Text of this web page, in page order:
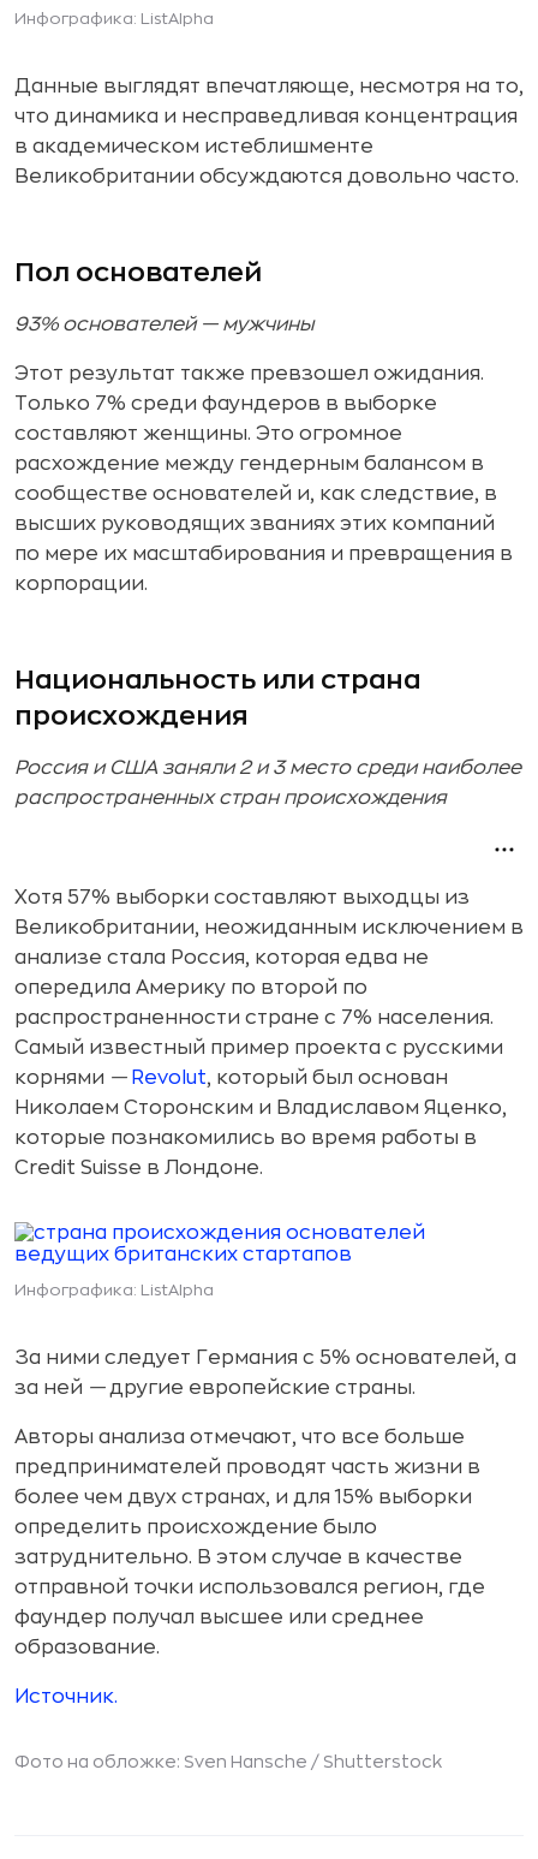
Инфографика: ListAlpha
Данные выглядят впечатляюще, несмотря на то,
что динамика и несправедливая концентрация
в академическом истеблишменте
Великобритании обсуждаются довольно часто.
Пол основателей
93% основателей — мужчины
Этот результат также превзошел ожидания.
Только 7% среди фаундеров в выборке
составляют женщины. Это огромное
расхождение между гендерным балансом в
сообществе основателей и, как следствие, в
высших руководящих званиях этих компаний
по мере их масштабирования и превращения в
корпорации.
Национальность или страна
происхождения
Россия и США заняли 2 и 3 место среди наиболее
распространенных стран происхождения
Хотя 57% выборки составляют выходцы из
Великобритании, неожиданным исключением в
анализе стала Россия, которая едва не
опередила Америку по второй по
распространенности стране с 7% населения.
Самый известный пример проекта с русскими
корнями — Revolut, который был основан
Николаем Сторонским и Владиславом Яценко,
которые познакомились во время работы в
Credit Suisse в Лондоне.
Инфографика: ListAlpha
За ними следует Германия с 5% основателей, а
за ней — другие европейские страны.
Авторы анализа отмечают, что все больше
предпринимателей проводят часть жизни в
более чем двух странах, и для 15% выборки
определить происхождение было
затруднительно. В этом случае в качестве
отправной точки использовался регион, где
фаундер получал высшее или среднее
образование.
Источник.
Фото на обложке: Sven Hansche / Shutterstock